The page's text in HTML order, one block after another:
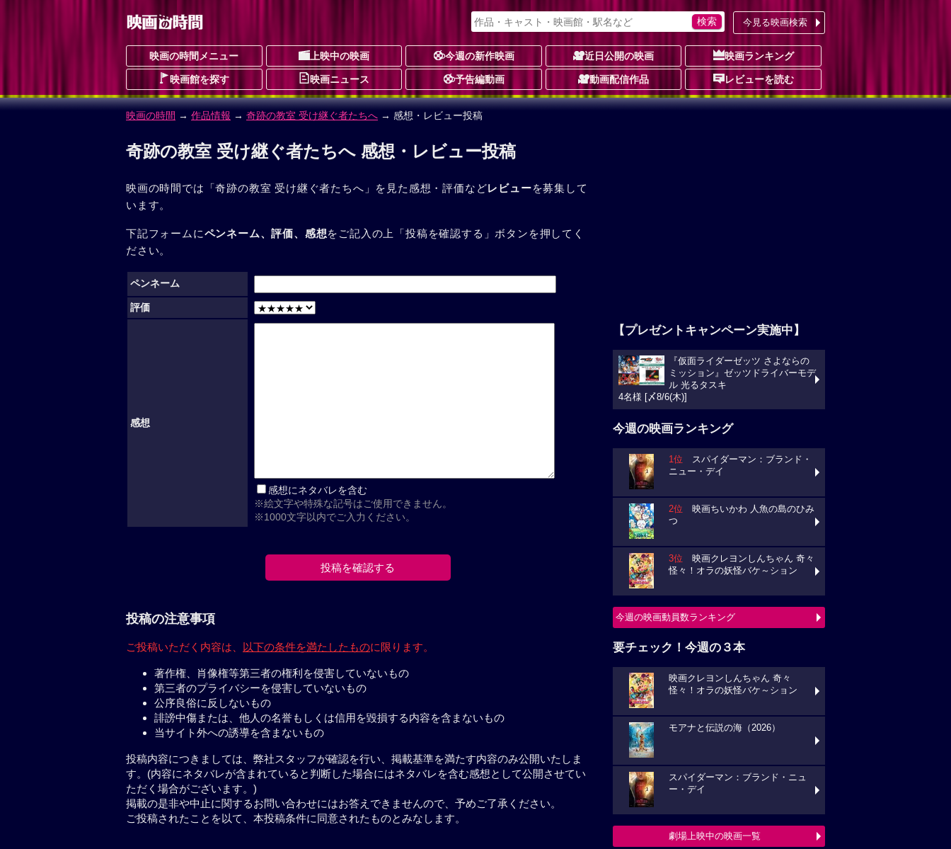
今見る映画検索
映画の時間メニュー 上映中の映画 今週の新作映画 近日公開の映画 映画ランキング
映画館を探す 映画ニュース 予告編動画 動画配信作品 レビューを読む
映画の時間 → 作品情報 → 奇跡の教室 受け継ぐ者たちへ → 感想・レビュー投稿
奇跡の教室 受け継ぐ者たちへ 感想・レビュー投稿
映画の時間では「奇跡の教室 受け継ぐ者たちへ」を見た感想・評価などレビューを募集して
います。
下記フォームにペンネーム、評価、感想をご記入の上「投稿を確認する」ボタンを押してく
ださい。
ペンネーム
評価
感想
感想にネタバレを含む
※絵文字や特殊な記号はご使用できません。
※1000文字以内でご入力ください。
投稿の注意事項
ご投稿いただく内容は、 以下の条件を満たしたものに限ります。
著作権、肖像権等第三者の権利を侵害していないもの
第三者のプライバシーを侵害していないもの
公序良俗に反しないもの
誹謗中傷または、他人の名誉もしくは信用を毀損する内容を含まないもの
当サイト外への誘導を含まないもの
投稿内容につきましては、弊社スタッフが確認を行い、掲載基準を満たす内容のみ公開いたしま
す。(内容にネタバレが含まれていると判断した場合にはネタバレを含む感想として公開させてい
ただく場合がございます。)
掲載の是非や中止に関するお問い合わせにはお答えできませんので、予めご了承ください。
ご投稿されたことを以て、本投稿条件に同意されたものとみなします。
【プレゼントキャンペーン実施中】
『仮面ライダーゼッツ さよならの
ミッション』ゼッツドライバーモデ
ル 光るタスキ
4名様 [〆8/6(木)]
今週の映画ランキング
1位 スパイダーマン：ブランド・
ニュー・デイ
2位 映画ちいかわ 人魚の島のひみ
つ
3位 映画クレヨンしんちゃん 奇々
怪々！オラの妖怪バケ～ション
今週の映画動員数ランキング
要チェック！今週の３本
映画クレヨンしんちゃん 奇々
怪々！オラの妖怪バケ～ション
モアナと伝説の海（2026）
スパイダーマン：ブランド・ニュ
ー・デイ
劇場上映中の映画一覧